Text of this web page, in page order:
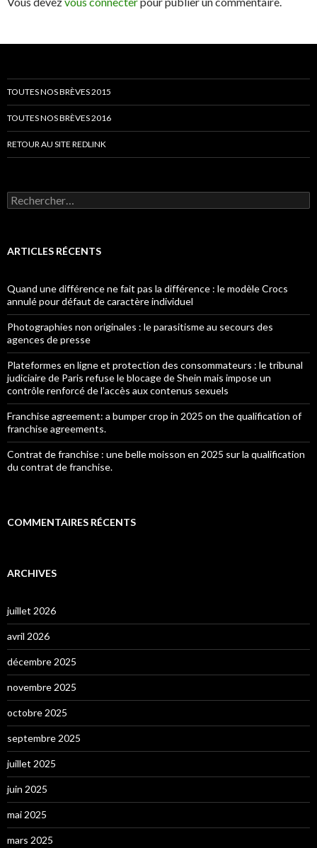
TOUTES NOS BRÈVES 2015
TOUTES NOS BRÈVES 2016
RETOUR AU SITE REDLINK
Rechercher :
ARTICLES RÉCENTS
Quand une différence ne fait pas la différence : le modèle Crocs
annulé pour défaut de caractère individuel
Photographies non originales : le parasitisme au secours des
agences de presse
Plateformes en ligne et protection des consommateurs : le tribunal
judiciaire de Paris refuse le blocage de Shein mais impose un
contrôle renforcé de l’accès aux contenus sexuels
Franchise agreement: a bumper crop in 2025 on the qualification of
franchise agreements.
Contrat de franchise : une belle moisson en 2025 sur la qualification
du contrat de franchise.
COMMENTAIRES RÉCENTS
ARCHIVES
juillet 2026
avril 2026
décembre 2025
novembre 2025
octobre 2025
septembre 2025
juillet 2025
juin 2025
mai 2025
mars 2025